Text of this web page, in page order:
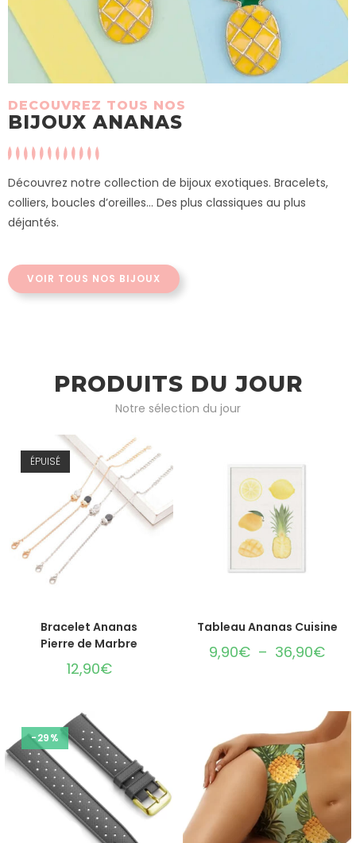
DECOUVREZ TOUS NOS
BIJOUX ANANAS
Découvrez notre collection de bijoux exotiques. Bracelets,
colliers, boucles d’oreilles… Des plus classiques au plus
déjantés.
VOIR TOUS NOS BIJOUX
PRODUITS DU JOUR
Notre sélection du jour
ÉPUISÉ
Bracelet Ananas
Pierre de Marbre
12,90€
CHOIX DES OPTIONS
Tableau Ananas Cuisine
9,90€ – 36,90€
-29%